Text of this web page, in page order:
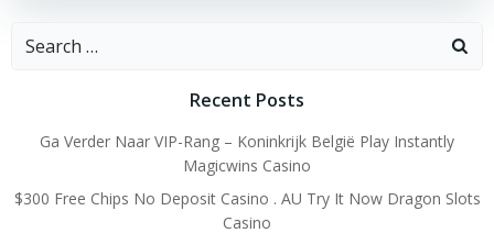
Search
Recent Posts
Ga Verder Naar VIP-Rang – Koninkrijk België Play Instantly
Magicwins Casino
$300 Free Chips No Deposit Casino . AU Try It Now Dragon Slots
Casino